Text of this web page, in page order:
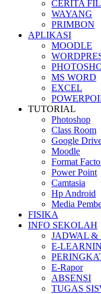
CERITA
WAYANG
PRIMBON
APLIKASI
MOODLE
MS WORD
EXCEL
TUTORIAL
Photoshop
Class Room
Google
Moodle
Format
Power Point
Camtasia
Hp Android
Media
FISIKA
INFO SEKOLAH
JADWAL &
E-
E-Rapor
ABSENSI
TUGAS